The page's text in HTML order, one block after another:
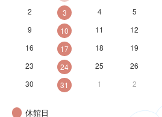
2
3 4 5
9
10 11 12
16
17 18 19
23
24 25 26
30
31 1 2
休館日